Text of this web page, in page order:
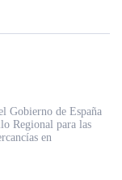
Gobierno de España
Regional para las
en